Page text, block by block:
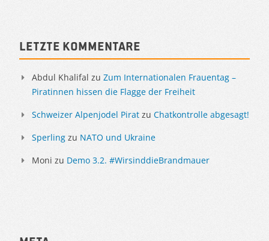
Sidebar
Letzte Kommentare
Abdul Khalifal zu Zum Internationalen Frauentag –
Piratinnen hissen die Flagge der Freiheit
Schweizer Alpenjodel Pirat zu Chatkontrolle abgesagt!
Sperling zu NATO und Ukraine
Moni zu Demo 3.2. #WirsinddieBrandmauer